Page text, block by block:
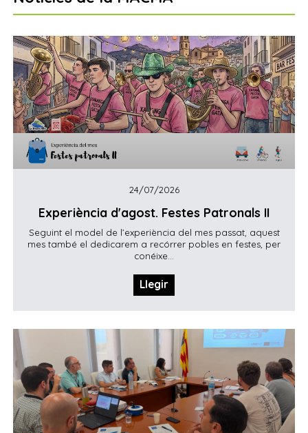
24/07/2026
Experiència d'agost. Festes Patronals II
Seguint el model de l’experiència del mes passat, aquest
mes també el dedicarem a recórrer pobles en festes, per
conéixe...
Llegir